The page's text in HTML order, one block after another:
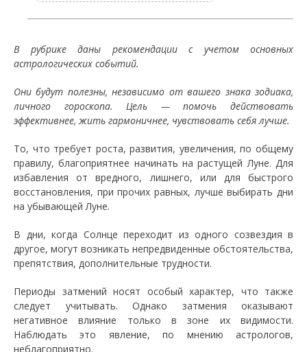
В рубрике даны рекомендации с учетом основных
астрологических событий.
Они будут полезны, независимо от вашего знака зодиака,
личного гороскопа. Цель — помочь действовать
эффективнее, жить гармоничнее, чувствовать себя лучше.
То, что требует роста, развития, увеличения, по общему
правилу, благоприятнее начинать на растущей Луне. Для
избавления от вредного, лишнего, или для быстрого
восстановления, при прочих равных, лучше выбирать дни
на убывающей Луне.
В дни, когда Солнце переходит из одного созвездия в
другое, могут возникать непредвиденные обстоятельства,
препятствия, дополнительные трудности.
Периоды затмений носят особый характер, что также
следует учитывать. Однако затмения оказывают
негативное влияние только в зоне их видимости.
Наблюдать это явление, по мнению астрологов,
неблагоприятно.